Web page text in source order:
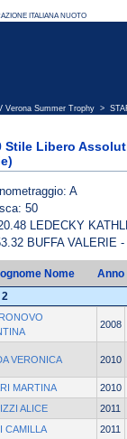
Verona Summer Trophy >
Stile Libero
A
50
LEDECKY
BUFFA VALERIE
Nome
Anno
2
2008
VERONICA 2010
MARTINA
2010
ALICE
2011
CAMILLA 2011